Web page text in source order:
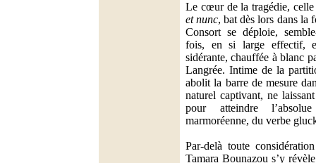
Le cœur de la tragédie,
et nunc, bat dès lors dans la
Consort se déploie,
fois, en si large effectif,
sidérante, chauffée à blanc
Langrée. Intime de la
abolit la barre de mesure
naturel captivant, ne
pour atteindre
marmoréenne, du verbe
Par-delà toute
Tamara Bounazou s’y